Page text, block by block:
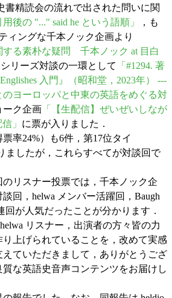
書精読会の流れで出された問いに関
用後の "..." said he という語順」
，も
ィングな千本ノック企画より
する素朴な疑問 千本ノック at 目白
シリーズ対談の一環として
「#1294. 著
入門』（昭和堂，2023年） ---
ヨーロッパと中東の英語をめぐる対
ーク企画 「【生配信】ぜいぜいしなが
」 に票が入りました．
率24%）も6件，第17位タイ
ましたが，これらすべてが対談回で
リスナー投票では，千本ノック企
回，helwa メンバー活躍回，Baugh
回が人気だったことが分かります．
リスナー，出演者の方々皆の力
り上げられていることを，改めて実感
えていただきまして，ありがとうござ
な英語史音声コンテンツをお届けし